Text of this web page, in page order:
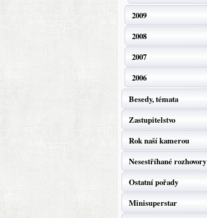
2009
2008
2007
2006
Besedy, témata
Zastupitelstvo
Rok naší kamerou
Nesestříhané rozhovory
Ostatní pořady
Minisuperstar